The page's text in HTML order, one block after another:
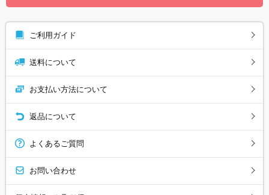
ご利用ガイド
送料について
お支払い方法について
返品について
よくあるご質問
お問い合わせ